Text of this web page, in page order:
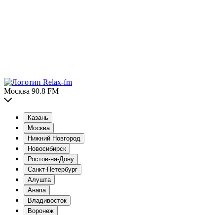
Москва 90.8 FM
Казань
Москва
Нижний Новгород
Новосибирск
Ростов-на-Дону
Санкт-Петербург
Алушта
Анапа
Владивосток
Воронеж